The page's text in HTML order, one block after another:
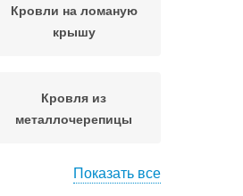
Кровли на ломаную
крышу
Кровля из
металлочерепицы
Показать все